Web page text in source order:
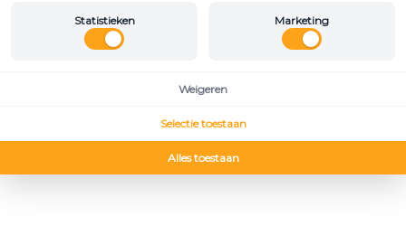
Statistieken Marketing
Weigeren
Selectie toestaan
Alles toestaan